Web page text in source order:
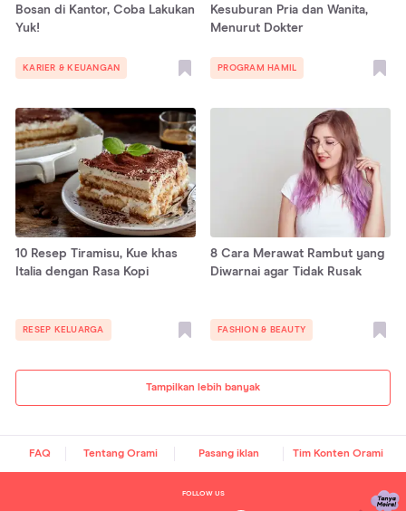
Tampilkan lebih banyak
Bosan di Kantor, Coba Lakukan
Yuk!
KARIER & KEUANGAN
Kesuburan Pria dan Wanita,
Menurut Dokter
PROGRAM HAMIL
10 Resep Tiramisu, Kue khas
Italia dengan Rasa Kopi
RESEP KELUARGA
8 Cara Merawat Rambut yang
Diwarnai agar Tidak Rusak
FASHION & BEAUTY
FAQ Tentang Orami Pasang iklan Tim Konten Orami
FOLLOW US